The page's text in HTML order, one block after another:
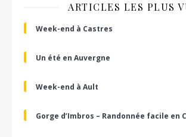
ARTICLES LES PLUS
Week-end à Castres
Un été en Auvergne
Week-end à Ault
Gorge d’Imbros – Randonnée facile en